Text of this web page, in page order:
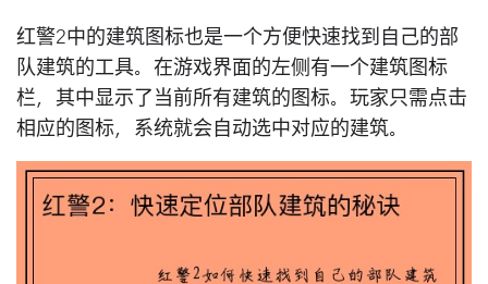
红警2中的建筑图标也是一个方便快速找到自己的部
队建筑的工具。在游戏界面的左侧有一个建筑图标
栏，其中显示了当前所有建筑的图标。玩家只需点击
相应的图标，系统就会自动选中对应的建筑。